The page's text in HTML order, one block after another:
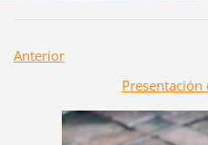
Anterior
Presentación